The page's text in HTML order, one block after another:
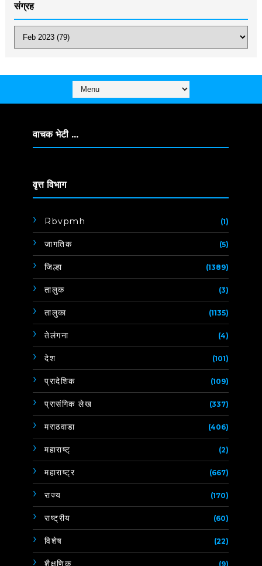
संग्रह
वाचक भेटी ...
वृत्त विभाग
Rbvpmh (1)
जागतिक (5)
जिल्हा (1389)
तालुक (3)
तालुका (1135)
तेलंगना (4)
देश (101)
प्रादेशिक (109)
प्रासंगिक लेख (337)
मराठवाडा (406)
महाराष्ट् (2)
महाराष्ट्र (667)
राज्य (170)
राष्ट्रीय (60)
विशेष (22)
शैक्षणिक (9)